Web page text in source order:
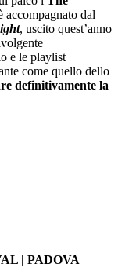
accompagnato dal
, uscito quest’anno
e le playlist
come quello dello
definitivamente la
| PADOVA